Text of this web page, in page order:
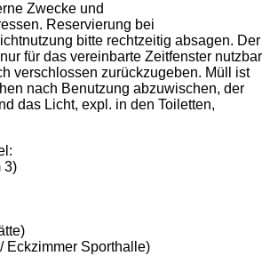
Zwecke und
Reservierung bei
bitte rechtzeitig absagen. Der
für das vereinbarte Zeitfenster nutzbar
verschlossen zurückzugeben. Müll ist
nach Benutzung abzuwischen, der
das Licht, expl. in den Toiletten,
3)
Eckzimmer Sporthalle)